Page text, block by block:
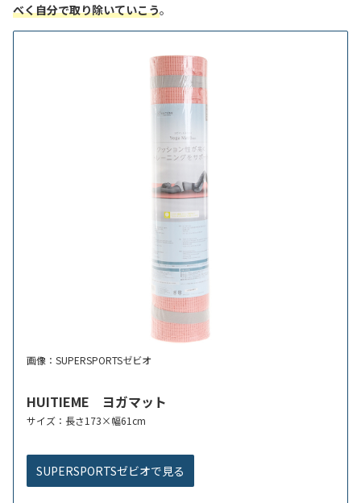
べく自分で取り除いていこう。
画像：SUPERSPORTSゼビオ
HUITIEME ヨガマット
サイズ：長さ173×幅61cm
SUPERSPORTSゼビオで見る